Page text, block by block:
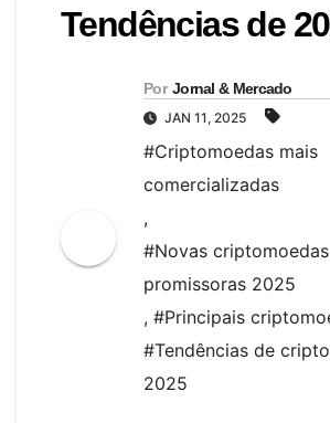
Tendências de
Por Jornal & Mercado
JAN 11, 2025
#Criptomoedas mais
comercializadas
,
#Novas criptomoedas
promissoras 2025
, #Principais
#Tendências de
2025